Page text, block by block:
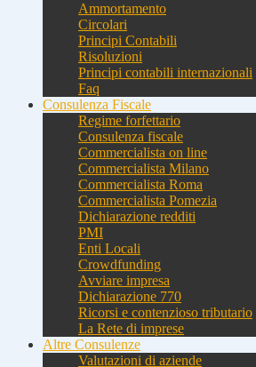
Ammortamento
Circolari
Principi Contabili
Risoluzioni
Principi contabili internazionali
Faq
Consulenza Fiscale
Regime forfettario
Consulenza fiscale
Commercialista on line
Commercialista Milano
Commercialista Roma
Commercialista Pomezia
Dichiarazione redditi
PMI
Enti Locali
Crowdfunding
Avviare impresa
Dichiarazione 770
Ricorsi e contenzioso tributario
La Rete di imprese
Altre Consulenze
Valutazioni di aziende